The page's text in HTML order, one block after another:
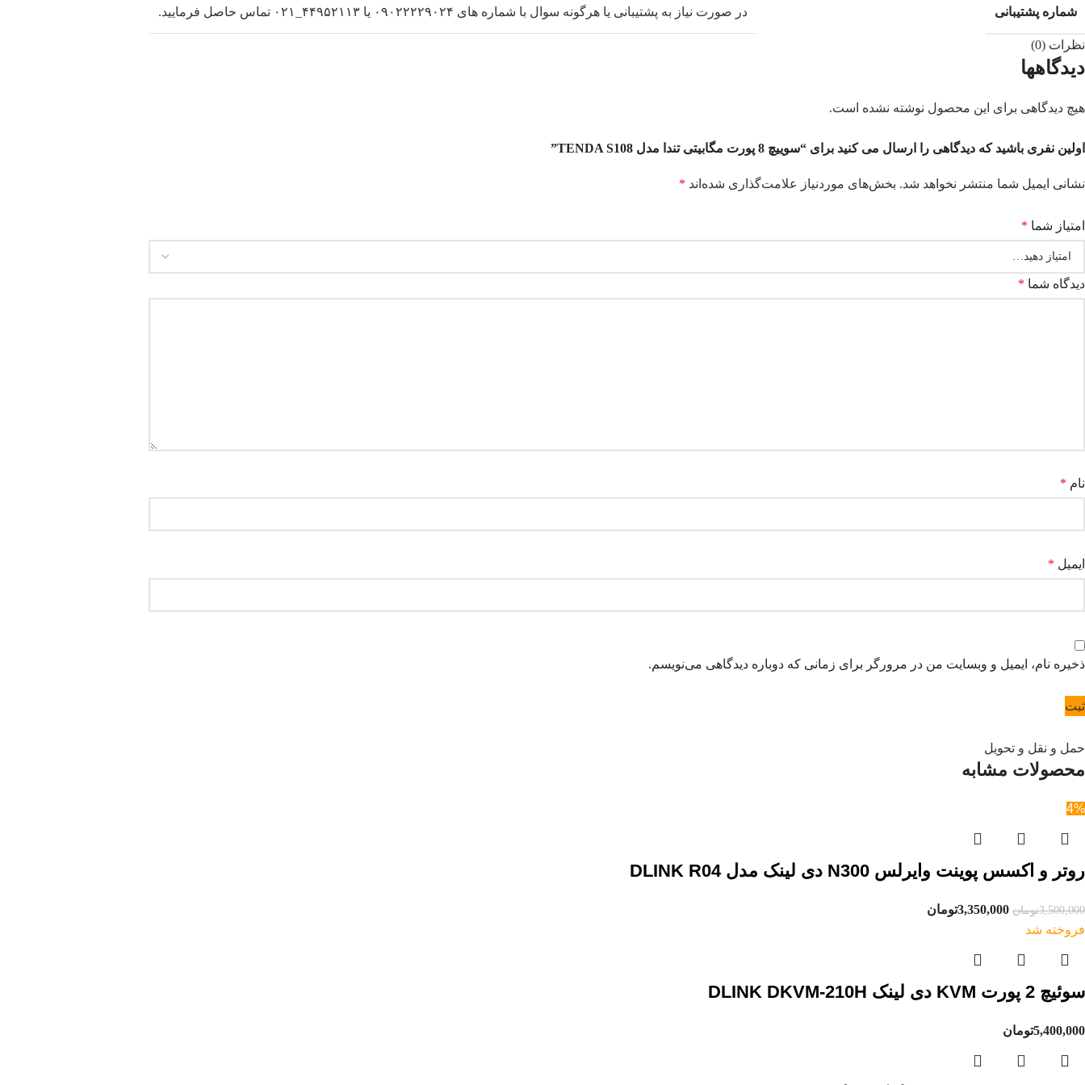
شماره پشتیبانی در صورت نیاز به پشتیبانی یا هرگونه سوال با شماره های ۰۹۰۲۲۲۲۹۰۲۴ یا ۴۴۹۵۲۱۱۳_۰۲۱ تماس حاصل فرمایید.
نظرات (0)
دیدگاهها
هیچ دیدگاهی برای این محصول نوشته نشده است.
اولین نفری باشید که دیدگاهی را ارسال می کنید برای “سوییچ 8 پورت مگابیتی تندا مدل TENDA S108”
نشانی ایمیل شما منتشر نخواهد شد. بخش‌های موردنیاز علامت‌گذاری شده‌اند *
امتیاز شما *
دیدگاه شما *
نام *
ایمیل *
ذخیره نام، ایمیل و وبسایت من در مرورگر برای زمانی که دوباره دیدگاهی می‌نویسم.
حمل و نقل و تحویل
محصولات مشابه
4%
روتر و اکسس پوینت وایرلس N300 دی لینک مدل DLINK R04
3,500,000تومان 3,350,000تومان
فروخته شد
سوئیچ 2 پورت KVM دی لینک DLINK DKVM-210H
5,400,000تومان